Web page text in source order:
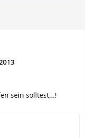
sein solltest...!